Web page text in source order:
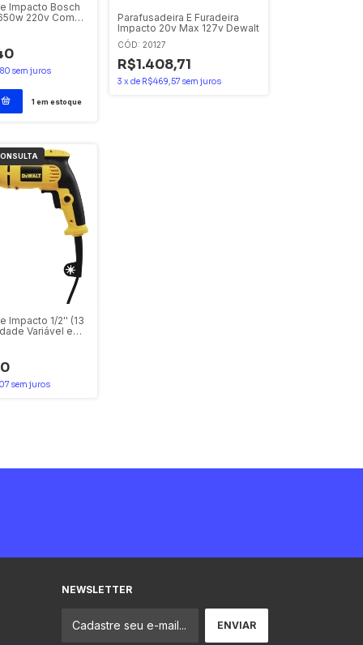
Impacto Bosch
220v Com
sem juros
1 em estoque
Parafusadeira E Furadeira
Impacto 20v Max 127v Dewalt
CÓD: 20127
R$1.408,71
3 x de R$469,57 sem juros
Impacto 1/2'' (13
Variável e
sem juros
NEWSLETTER